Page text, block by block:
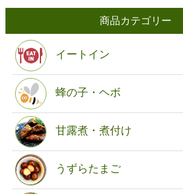
商品カテゴリー
イートイン
蜂の子・ヘボ
甘露煮・煮付け
うずらたまご